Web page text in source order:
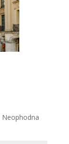
Neophodna